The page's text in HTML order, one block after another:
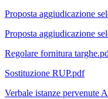
Proposta aggiudicazione
Proposta aggiudicazione
Regolare fornitura
Sostituzione RUP.pdf
Verbale istanze pervenute